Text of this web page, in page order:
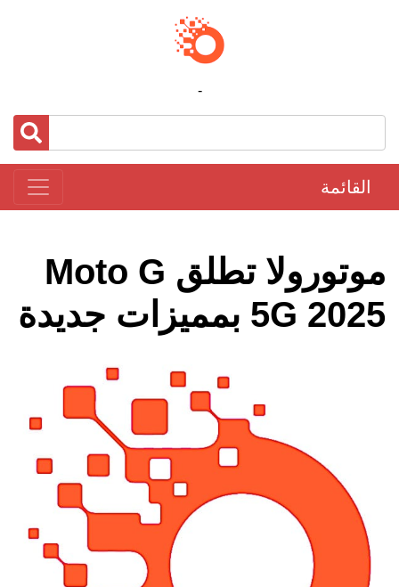
-
القائمة
موتورولا تطلق Moto G
5G 2025 بمميزات جديدة